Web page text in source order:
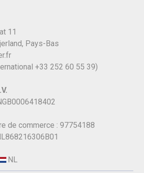
11
Pays-Bas
+33 252 60 55 39)
de commerce : 97754188